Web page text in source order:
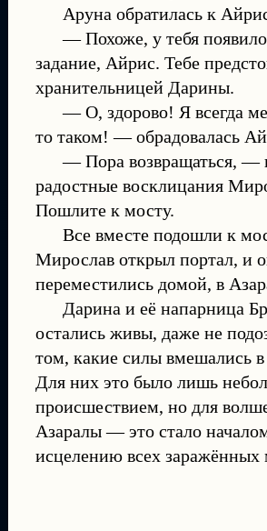
Аруна обратилась к
— Похоже, у тебя
задание, Айрис. Тебе
хранительницей Дарины.
— О, здорово! Я всегда
то таком! — обрадовалась
— Пора возвращаться, —
радостные восклицания
Пошлите к мосту.
Все вместе подошли к
Мирослав открыл портал, и
переместились домой, в
Дарина и её напарница
остались живы, даже не
том, какие силы вмешались в
Для них это было лишь
происшествием, но для
Азаралы — это стало
исцелению всех заражённых